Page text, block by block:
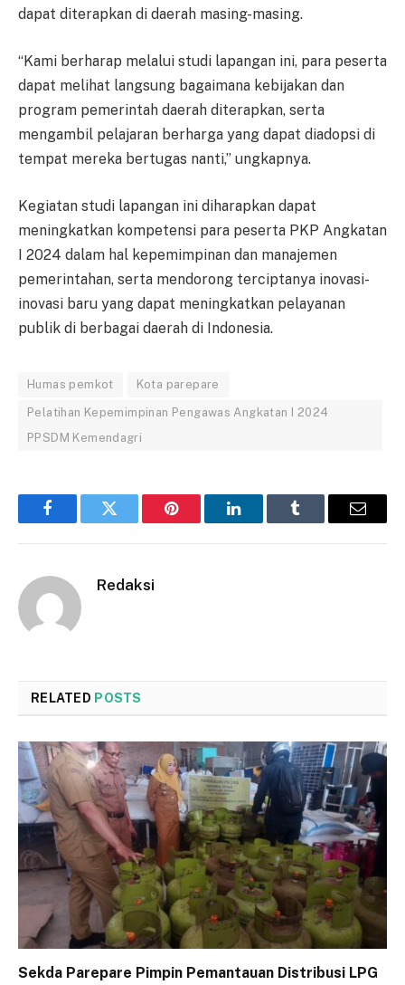
dapat diterapkan di daerah masing-masing.
“Kami berharap melalui studi lapangan ini, para peserta
dapat melihat langsung bagaimana kebijakan dan
program pemerintah daerah diterapkan, serta
mengambil pelajaran berharga yang dapat diadopsi di
tempat mereka bertugas nanti,” ungkapnya.
Kegiatan studi lapangan ini diharapkan dapat
meningkatkan kompetensi para peserta PKP Angkatan
I 2024 dalam hal kepemimpinan dan manajemen
pemerintahan, serta mendorong terciptanya inovasi-
inovasi baru yang dapat meningkatkan pelayanan
publik di berbagai daerah di Indonesia.
Humas pemkot Kota parepare
Pelatihan Kepemimpinan Pengawas Angkatan I 2024
PPSDM Kemendagri
FacebookTwitter Pinterest LinkedInTumblr Email
Redaksi
RELATED POSTS
Sekda Parepare Pimpin Pemantauan Distribusi LPG